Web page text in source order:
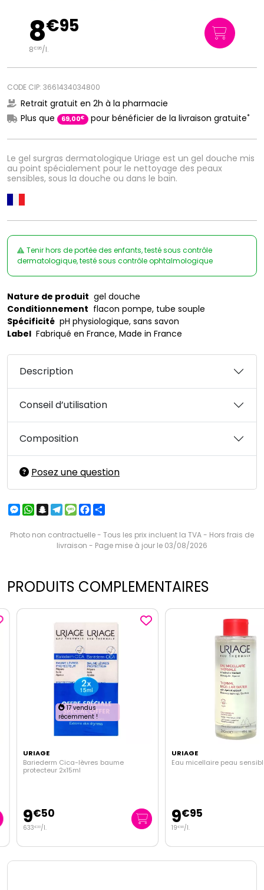
Le gel surgras dermatologique Uriage est un gel douche mis
au point spécialement pour le nettoyage des peaux
sensibles, sous la douche ou dans le bain.
8€95
8€95/l.
CODE CIP: 3661434034800
Retrait gratuit en 2h à la pharmacie
Plus que
69,00€ pour bénéficier de la livraison gratuite*
Tenir hors de portée des enfants, testé sous contrôle
dermatologique, testé sous contrôle ophtalmologique
Nature de produit gel douche
Conditionnement flacon pompe, tube souple
Spécificité pH physiologique, sans savon
Label Fabriqué en France, Made in France
Description
Conseil d’utilisation
Composition
Posez une question
Messenger
WhatsApp
Snapchat
Telegram
MessageFacebook
Photo non contractuelle - Tous les prix incluent la TVA - Hors frais de
livraison - Page mise à jour le 03/08/2026
PRODUITS COMPLEMENTAIRES
17 vendus
récemment !
URIAGE
Bariederm Cica-lèvres baume
protecteur 2x15ml
9€50
633€33/l.
URIAGE
Eau micellaire peau sensible
9€95
€ 90/l.